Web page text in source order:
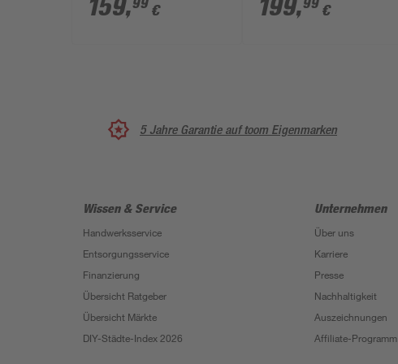
159,99 €
inkl. Plattform-Set
199,99 €
5 Jahre Garantie auf toom Eigenmarken
Wissen & Service
Handwerksservice
Entsorgungsservice
Finanzierung
Übersicht Ratgeber
Übersicht Märkte
DIY-Städte-Index 2026
Unternehmen
Über uns
Karriere
Presse
Nachhaltigkeit
Auszeichnungen
Affiliate-Programm